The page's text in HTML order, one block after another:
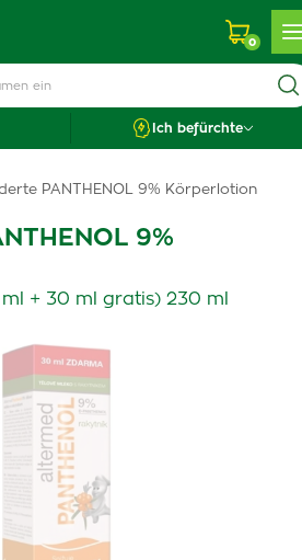
0
Ich befürchte
PANTHENOL 9% Körperlotion
9%
+ 30 ml gratis) 230 ml